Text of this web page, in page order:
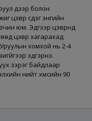
дээр болон
үүсдэг энгийн
юм. Эдгээр цэврүүнүүд
цэврүү хагарахад
хомхой нь 2-4
эдгэрнэ.
зэрэг байдлаар
нийт хүмүүсийн 90